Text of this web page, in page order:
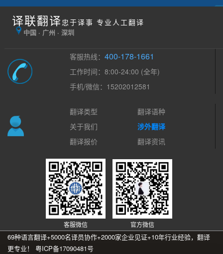
译联翻译 忠于译事 专业人工翻译
中国 · 广州 · 深圳
客服热线：400-178-1661
工作时间：8:00-24:00 (全年)
手机/微信：15202012581
翻译类型
翻译语种
关于我们
涉外翻译
翻译报价
翻译资讯
客服微信 官方微信
69种语言翻译+5000名译员协作+2000家企业见证+10年行业经验，翻译
更专业！ 粤ICP备17090481号